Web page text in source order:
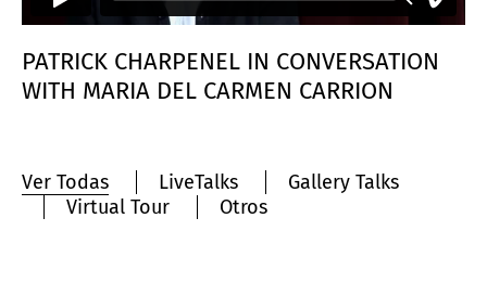
PATRICK CHARPENEL IN CONVERSATION
WITH MARIA DEL CARMEN CARRION
Ver Todas LiveTalks
Gallery Talks
Virtual Tour
Otros